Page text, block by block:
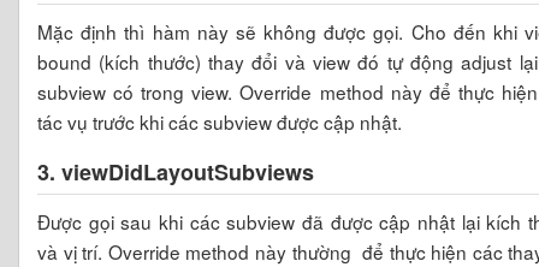
Mặc định thì hàm này sẽ không được gọi. Cho đến khi
bound (kích thước) thay đổi và view đó tự động adjust
subview có trong view. Override method này để thực
tác vụ trước khi các subview được cập nhật.
3. viewDidLayoutSubviews
Được gọi sau khi các subview đã được cập nhật lại kích
và vị trí. Override method này thường để thực hiện các